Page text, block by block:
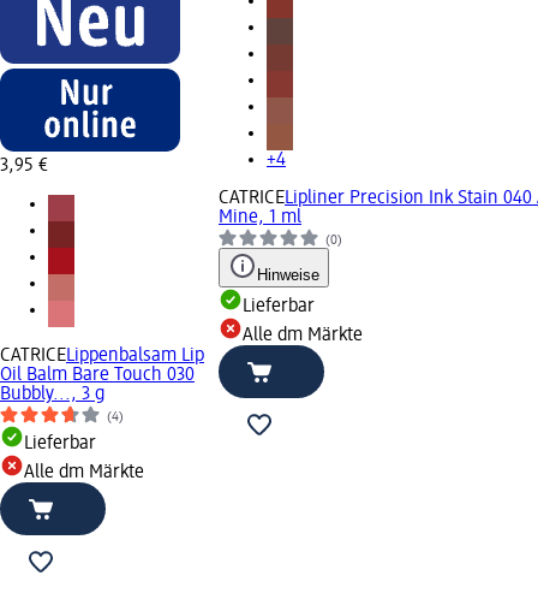
3,95 €
CATRICELippenbalsam Lip
Oil Balm Bare Touch 030
Bubbly..., 3 g
(4)
Lieferbar
Alle dm Märkte
+4
CATRICELipliner Precision Ink Stain 040
Mine, 1 ml
(0)
Hinweise
Lieferbar
Alle dm Märkte